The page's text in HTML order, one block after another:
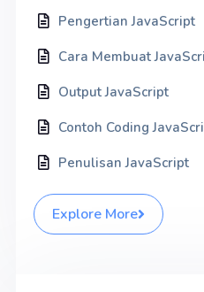
Pengertian JavaScript
Cara Membuat
Output JavaScript
Contoh Coding
Penulisan JavaScript
Explore More